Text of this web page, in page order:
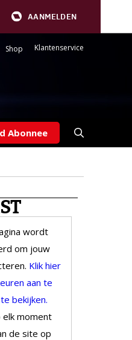
AANMELDEN
Shop Klantenservice
Abonnee
wordt
om jouw
Klik hier
aan te
bekijken.
elk moment
de site op